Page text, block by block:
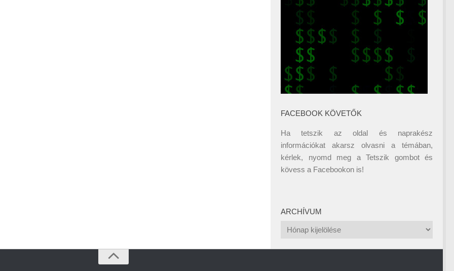
FACEBOOK KÖVETŐK
Ha tetszik az oldal és naprakész
információkat akarsz olvasni a témában,
kérlek, nyomd meg a Tetszik gombot és
kövess a Facebookon is!
ARCHÍVUM
Archívum